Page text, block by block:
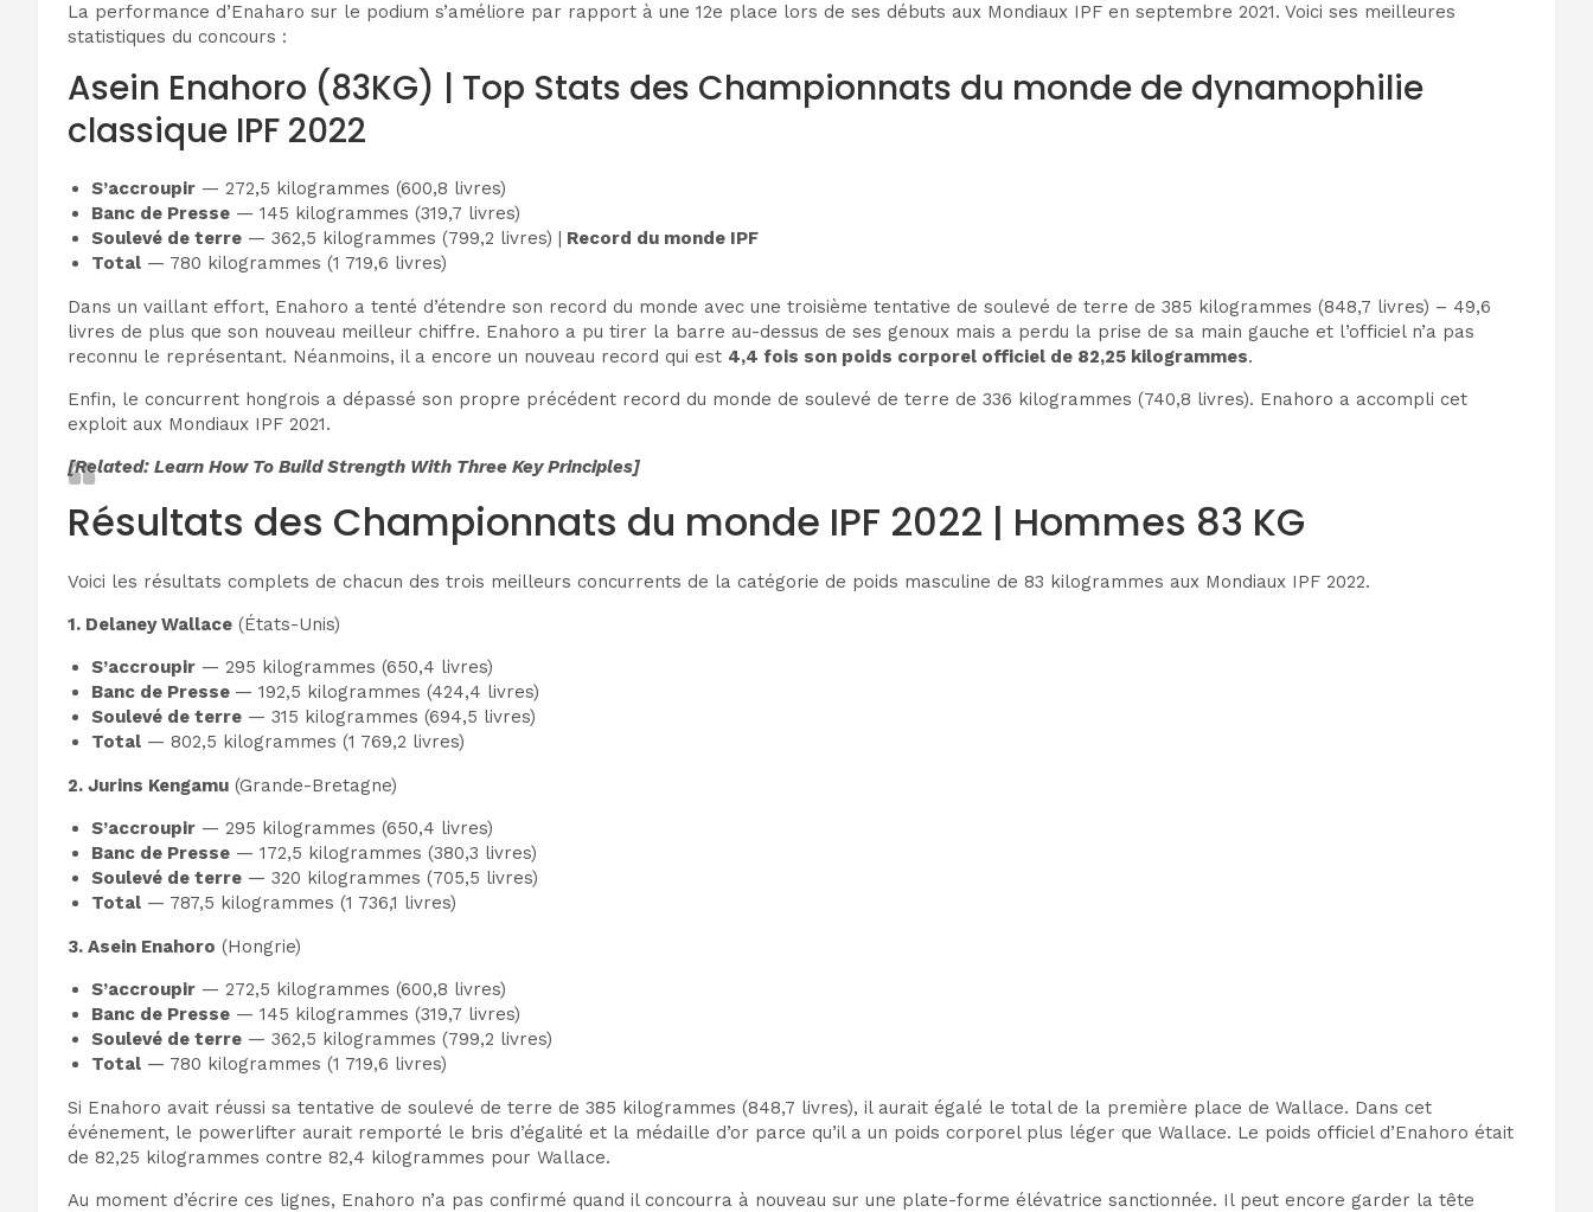
La performance d’Enaharo sur le podium s’améliore par rapport à une 12e place lors de ses débuts aux Mondiaux IPF en septembre 2021. Voici ses meilleures
statistiques du concours :
Asein Enahoro (83KG) | Top Stats des Championnats du monde de dynamophilie
classique IPF 2022
S’accroupir — 272,5 kilogrammes (600,8 livres)
Banc de Presse — 145 kilogrammes (319,7 livres)
Soulevé de terre — 362,5 kilogrammes (799,2 livres) | Record du monde IPF
Total — 780 kilogrammes (1 719,6 livres)
Dans un vaillant effort, Enahoro a tenté d’étendre son record du monde avec une troisième tentative de soulevé de terre de 385 kilogrammes (848,7 livres) – 49,6
livres de plus que son nouveau meilleur chiffre. Enahoro a pu tirer la barre au-dessus de ses genoux mais a perdu la prise de sa main gauche et l’officiel n’a pas
reconnu le représentant. Néanmoins, il a encore un nouveau record qui est 4,4 fois son poids corporel officiel de 82,25 kilogrammes.
Enfin, le concurrent hongrois a dépassé son propre précédent record du monde de soulevé de terre de 336 kilogrammes (740,8 livres). Enahoro a accompli cet
exploit aux Mondiaux IPF 2021.
[Related: Learn How To Build Strength With Three Key Principles]
Résultats des Championnats du monde IPF 2022 | Hommes 83 KG
Voici les résultats complets de chacun des trois meilleurs concurrents de la catégorie de poids masculine de 83 kilogrammes aux Mondiaux IPF 2022.
1. Delaney Wallace (États-Unis)
S’accroupir — 295 kilogrammes (650,4 livres)
Banc de Presse — 192,5 kilogrammes (424,4 livres)
Soulevé de terre — 315 kilogrammes (694,5 livres)
Total — 802,5 kilogrammes (1 769,2 livres)
2. Jurins Kengamu (Grande-Bretagne)
S’accroupir — 295 kilogrammes (650,4 livres)
Banc de Presse — 172,5 kilogrammes (380,3 livres)
Soulevé de terre — 320 kilogrammes (705,5 livres)
Total — 787,5 kilogrammes (1 736,1 livres)
3. Asein Enahoro (Hongrie)
S’accroupir — 272,5 kilogrammes (600,8 livres)
Banc de Presse — 145 kilogrammes (319,7 livres)
Soulevé de terre — 362,5 kilogrammes (799,2 livres)
Total — 780 kilogrammes (1 719,6 livres)
Si Enahoro avait réussi sa tentative de soulevé de terre de 385 kilogrammes (848,7 livres), il aurait égalé le total de la première place de Wallace. Dans cet
événement, le powerlifter aurait remporté le bris d’égalité et la médaille d’or parce qu’il a un poids corporel plus léger que Wallace. Le poids officiel d’Enahoro était
de 82,25 kilogrammes contre 82,4 kilogrammes pour Wallace.
Au moment d’écrire ces lignes, Enahoro n’a pas confirmé quand il concourra à nouveau sur une plate-forme élévatrice sanctionnée. Il peut encore garder la tête